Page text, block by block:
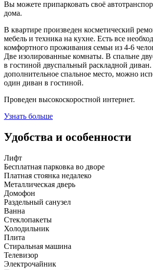
Вы можете припарковать своё
дома.
В квартире произведен косметический
мебель и техника на кухне. Есть все
комфортного проживания семьи из 4-6
Две изолированные комнаты. В спальне
в гостиной двуспальный раскладной
дополнительное спальное место, можно
один диван в гостиной.
Проведен высокоскоростной интернет.
Узнать больше
Удобства и особенности
Лифт
Бесплатная парковка во дворе
Платная стоянка недалеко
Металлическая дверь
Домофон
Раздельный санузел
Ванна
Стеклопакеты
Холодильник
Плита
Стиральная машина
Телевизор
Электрочайник